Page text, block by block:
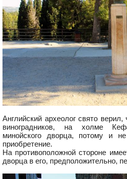
Английский археолог свято
виноградников, на холме
минойского дворца, потому и
приобретение.
На противоположной стороне
дворца в его, предположительно,